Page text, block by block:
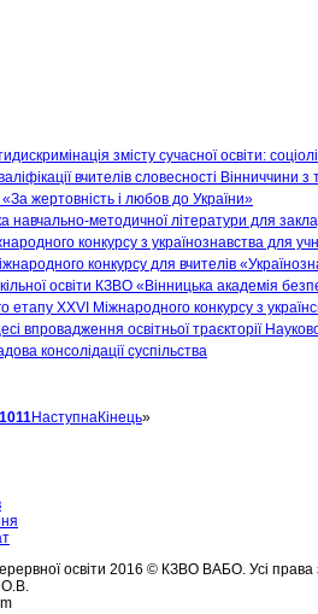
змісту сучасної освіти:
вчителів словесності Вінниччини
жертовність і любов до України»
навчально-методичної літератури для
конкурсу з українознавства для
конкурсу для вчителів
освіти КЗВО «Вінницька академія
етапу ХХVІ Міжнародного конкурсу з
впровадження освітньої траєкторії
консолідації суспільства
1011НаступнаКінець»
освіти 2016 © КЗВО ВАБО. Усі права
О.В.